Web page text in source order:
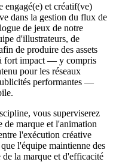
engagé(e) et créatif(ve)
dans la gestion du flux de
de jeux de notre
d'illustrateurs, de
de produire des assets
fort impact — y compris
pour les réseaux
performantes —
vous superviserez
de marque et l'animation
l'exécution créative
l'équipe maintienne des
de la marque et d'efficacité